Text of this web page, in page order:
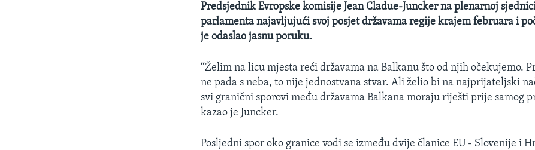
Predsjednik Evropske komisije Jean Cladue-Juncker na plenarnoj
parlamenta najavljujući svoj posjet državama regije krajem februara i
je odaslao jasnu poruku.
“Želim na licu mjesta reći državama na Balkanu što od njih očekujemo.
ne pada s neba, to nije jednostvana stvar. Ali želio bi na najprijateljski
svi granični sporovi među državama Balkana moraju riješti prije samog
kazao je Juncker.
Posljedni spor oko granice vodi se između dvije članice EU - Slovenije i